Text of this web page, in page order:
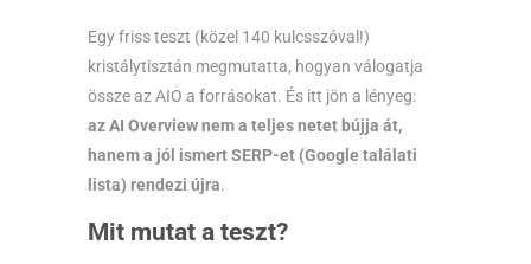
Egy friss teszt (közel 140 kulcsszóval!)
kristálytisztán megmutatta, hogyan válogatja
össze az AIO a forrásokat. És itt jön a lényeg:
az AI Overview nem a teljes netet bújja át,
hanem a jól ismert SERP-et (Google találati
lista) rendezi újra.
Mit mutat a teszt?